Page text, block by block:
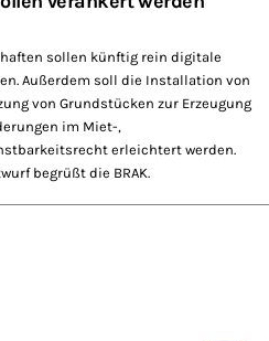
sollen künftig rein digitale
Außerdem soll die Installation von
von Grundstücken zur Erzeugung
im Miet-,
erleichtert werden.
begrüßt die BRAK.